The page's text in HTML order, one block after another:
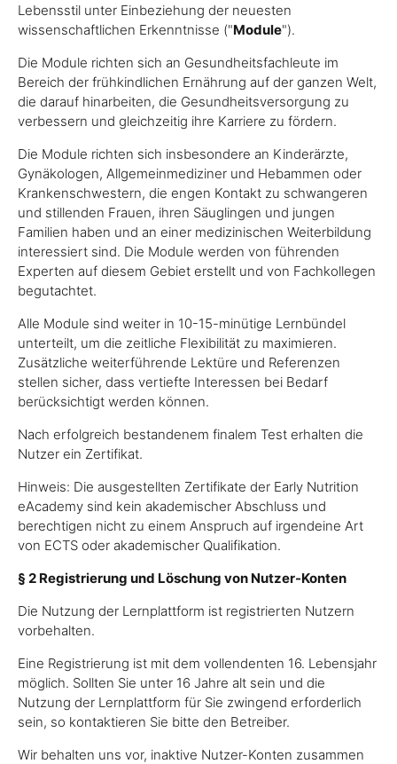
Lebensstil unter Einbeziehung der neuesten
wissenschaftlichen Erkenntnisse ("Module").
Die Module richten sich an Gesundheitsfachleute im
Bereich der frühkindlichen Ernährung auf der ganzen Welt,
die darauf hinarbeiten, die Gesundheitsversorgung zu
verbessern und gleichzeitig ihre Karriere zu fördern.
Die Module richten sich insbesondere an Kinderärzte,
Gynäkologen, Allgemeinmediziner und Hebammen oder
Krankenschwestern, die engen Kontakt zu schwangeren
und stillenden Frauen, ihren Säuglingen und jungen
Familien haben und an einer medizinischen Weiterbildung
interessiert sind. Die Module werden von führenden
Experten auf diesem Gebiet erstellt und von Fachkollegen
begutachtet.
Alle Module sind weiter in 10-15-minütige Lernbündel
unterteilt, um die zeitliche Flexibilität zu maximieren.
Zusätzliche weiterführende Lektüre und Referenzen
stellen sicher, dass vertiefte Interessen bei Bedarf
berücksichtigt werden können.
Nach erfolgreich bestandenem finalem Test erhalten die
Nutzer ein Zertifikat.
Hinweis: Die ausgestellten Zertifikate der Early Nutrition
eAcademy sind kein akademischer Abschluss und
berechtigen nicht zu einem Anspruch auf irgendeine Art
von ECTS oder akademischer Qualifikation.
§ 2 Registrierung und Löschung von Nutzer-Konten
Die Nutzung der Lernplattform ist registrierten Nutzern
vorbehalten.
Eine Registrierung ist mit dem vollendenten 16. Lebensjahr
möglich. Sollten Sie unter 16 Jahre alt sein und die
Nutzung der Lernplattform für Sie zwingend erforderlich
sein, so kontaktieren Sie bitte den Betreiber.
Wir behalten uns vor, inaktive Nutzer-Konten zusammen